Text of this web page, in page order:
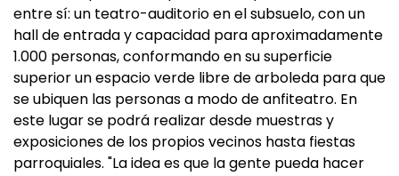
entre sí: un teatro-auditorio en el subsuelo, con un
hall de entrada y capacidad para aproximadamente
1.000 personas, conformando en su superficie
superior un espacio verde libre de arboleda para que
se ubiquen las personas a modo de anfiteatro. En
este lugar se podrá realizar desde muestras y
exposiciones de los propios vecinos hasta fiestas
parroquiales. "La idea es que la gente pueda hacer